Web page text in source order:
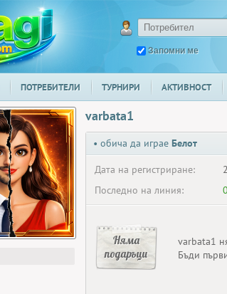
Запомни ме
ПОТРЕБИТЕЛИ ТУРНИРИ АКТИВНОСТ
varbata1
• обича да играе Белот
Дата на регистриране:
Последно на линия:
Няма
подаръци
varbata1
Бъди